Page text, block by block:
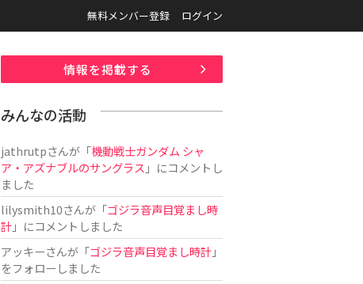
無料メンバー登録 ログイン
情報を掲載する
みんなの活動
jathrutpさんが「機動戦士ガンダム シャ
ア・アズナブルのサングラス 」にコメントし
ました
lilysmith10さんが「ゴジラ音声目覚まし時
計」にコメントしました
アッキーさんが「ゴジラ音声目覚まし時計」
をフォローしました